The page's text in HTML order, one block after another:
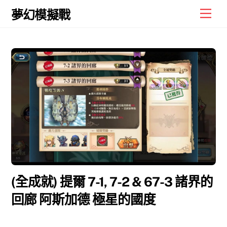
Skip
夢幻模擬戰
(全成就) 提爾 7-1, 7-2 & 67-3 諸界的
回廊 阿斯加德 極星的國度